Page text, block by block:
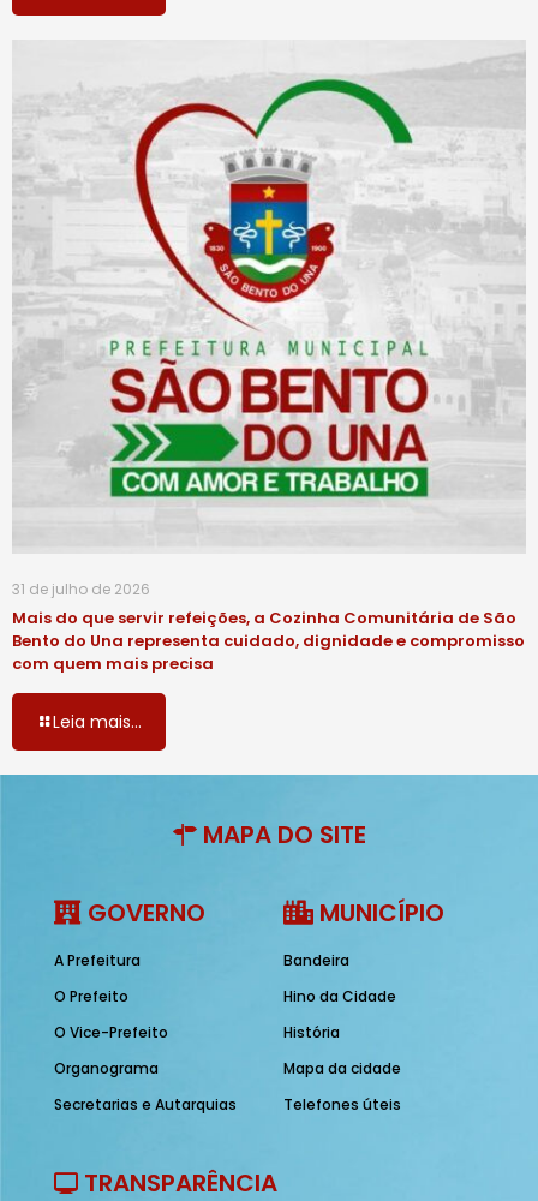
31 de julho de 2026
Mais do que servir refeições, a Cozinha Comunitária de São
Bento do Una representa cuidado, dignidade e compromisso
com quem mais precisa
Leia mais...
MAPA DO SITE
GOVERNO
A Prefeitura
O Prefeito
O Vice-Prefeito
Organograma
Secretarias e Autarquias
MUNICÍPIO
Bandeira
Hino da Cidade
História
Mapa da cidade
Telefones úteis
TRANSPARÊNCIA